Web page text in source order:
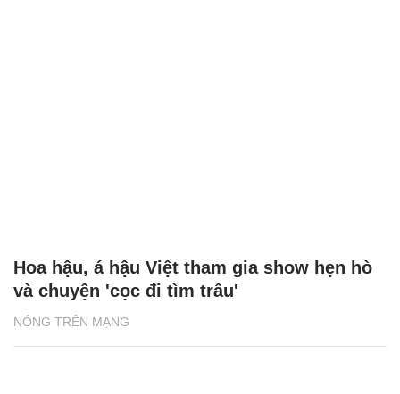
NÓNG TRÊN MẠNG
Hoa hậu, á hậu Việt tham gia show hẹn hò
và chuyện 'cọc đi tìm trâu'